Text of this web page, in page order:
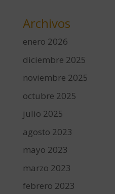
Archivos
enero 2026
diciembre 2025
noviembre 2025
octubre 2025
julio 2025
agosto 2023
mayo 2023
marzo 2023
febrero 2023